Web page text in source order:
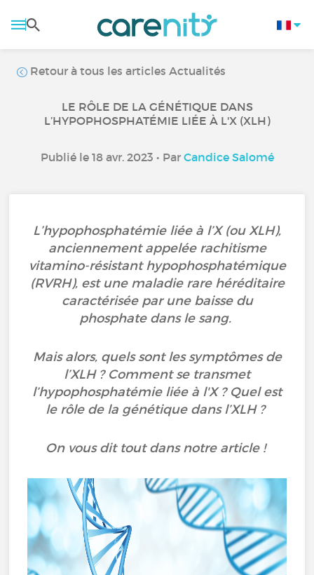
Retour à tous les articles Actualités
LE RÔLE DE LA GÉNÉTIQUE DANS
L’HYPOPHOSPHATÉMIE LIÉE À L'X (XLH)
Publié le 18 avr. 2023 • Par Candice Salomé
L’hypophosphatémie liée à l’X (ou XLH),
anciennement appelée rachitisme
vitamino-résistant hypophosphatémique
(RVRH), est une maladie rare héréditaire
caractérisée par une baisse du
phosphate dans le sang.
Mais alors, quels sont les symptômes de
l’XLH ? Comment se transmet
l’hypophosphatémie liée à l'X ? Quel est
le rôle de la génétique dans l’XLH ?
On vous dit tout dans notre article !